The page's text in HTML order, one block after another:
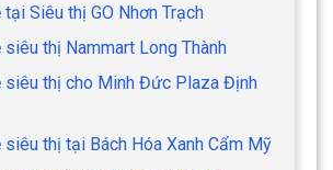
Siêu thị GO Nhơn Trạch
thị Nammart Long Thành
siêu thị cho Minh Đức Plaza Định
thị tại Bách Hóa Xanh Cẩm Mỹ